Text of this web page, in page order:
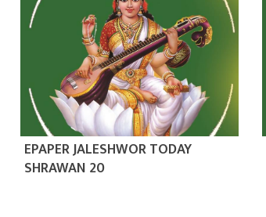
EPAPER JALESHWOR TODAY
SHRAWAN 20